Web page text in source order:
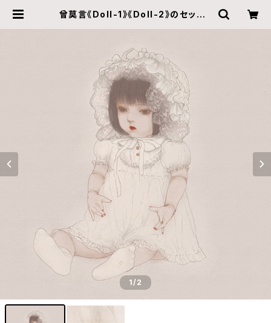
曾莫言《Doll-1》《Doll-2》のセット |
1/2